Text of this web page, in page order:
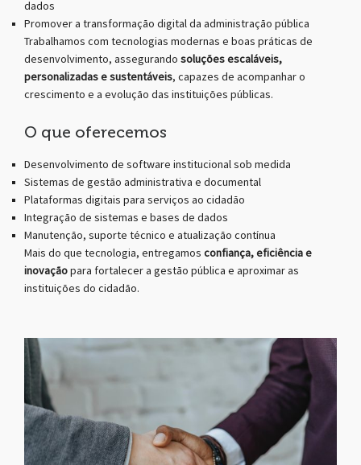
dados
Promover a transformação digital da administração pública
Trabalhamos com tecnologias modernas e boas práticas de
desenvolvimento, assegurando soluções escaláveis,
personalizadas e sustentáveis, capazes de acompanhar o
crescimento e a evolução das instituições públicas.
O que oferecemos
Desenvolvimento de software institucional sob medida
Sistemas de gestão administrativa e documental
Plataformas digitais para serviços ao cidadão
Integração de sistemas e bases de dados
Manutenção, suporte técnico e atualização contínua
Mais do que tecnologia, entregamos confiança, eficiência e
inovaçãopara fortalecer a gestão pública e aproximar as
instituições do cidadão.